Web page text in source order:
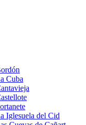
Cuba
Iglesuela del Cid